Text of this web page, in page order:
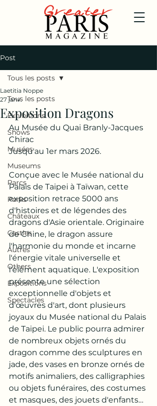
Post
Tous les posts
Exhibitions
Shows
Musées
Museums
Parcs
Parks
Châteaux
Castles
Autres
Others
Expositions
Spectacles
Tous les posts
Exposition Dragons
Laetitia Noppe
27 janv.
Au Musée du Quai Branly-Jacques
Chirac
Jusqu'au 1er mars 2026.
Conçue avec le Musée national du
Palais de Taipei à Taïwan, cette
exposition retrace 5000 ans
d'histoires et de légendes des
dragons d'Asie orientale. Originaire
de Chine, le dragon assure
l'harmonie du monde et incarne
l'énergie vitale universelle et
l'élément aquatique. L'exposition
présente une sélection
exceptionnelle d'objets et
d'œuvres d'art, dont plusieurs
joyaux du Musée national du Palais
de Taipei. Le public pourra admirer
de nombreux objets ornés du
dragon comme des sculptures en
jade, des vases en bronze ornés de
motifs animaliers, des calligraphies
ou objets funéraires, des costumes
et masques, des jouets d'enfants…